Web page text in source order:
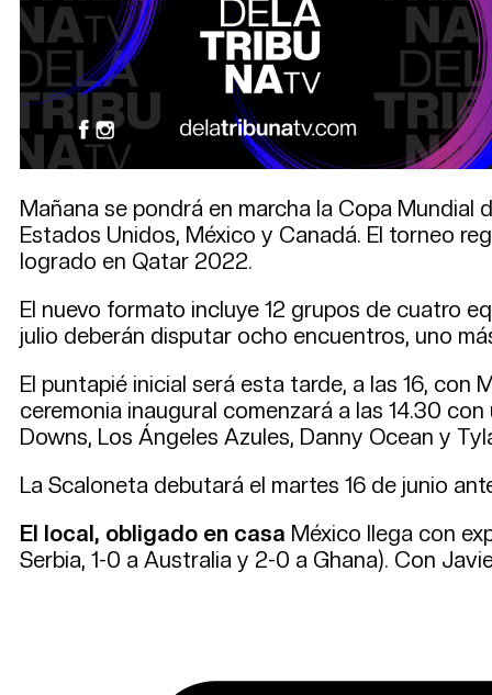
Mañana se pondrá en marcha la Copa
Estados Unidos, México y Canadá. El torneo
logrado en Qatar 2022.
El nuevo formato incluye 12 grupos de cuatro
julio deberán disputar ocho encuentros, uno
El puntapié inicial será esta tarde, a las 16,
ceremonia inaugural comenzará a las 14.30
Downs, Los Ángeles Azules, Danny Ocean y
La Scaloneta debutará el martes 16 de junio
El local, obligado en casa México llega con
Serbia, 1-0 a Australia y 2-0 a Ghana). Con